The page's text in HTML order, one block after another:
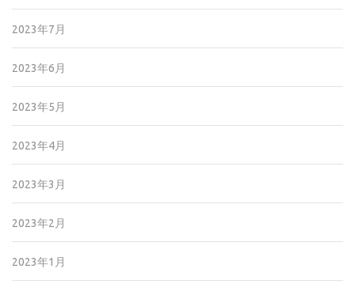
2023年7月
2023年6月
2023年5月
2023年4月
2023年3月
2023年2月
2023年1月